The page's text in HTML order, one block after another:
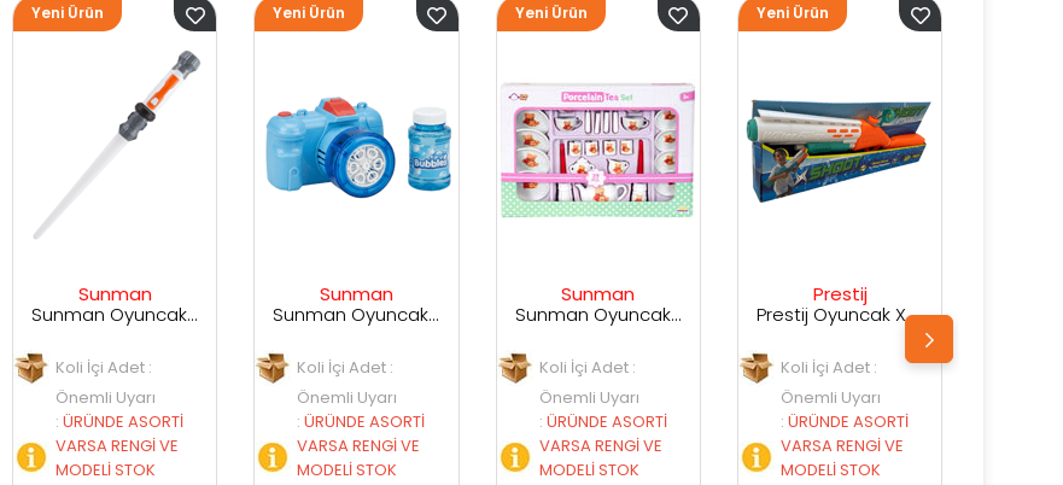
Sunman
Koli İçi Adet :
Önemli Uyarı
: ÜRÜNDE ASORTİ
VARSA RENGİ VE
MODELİ STOK
Yeni Ürün
Sunman
Koli İçi Adet :
Önemli Uyarı
: ÜRÜNDE ASORTİ
VARSA RENGİ VE
MODELİ STOK
Yeni Ürün
Prestij
Koli İçi Adet :
Önemli Uyarı
: ÜRÜNDE ASORTİ
VARSA RENGİ VE
MODELİ STOK
Yeni Ürün
Koli İçi Adet :
Önemli Uyarı
: ÜRÜNDE ASORTİ
VARSA RENGİ VE
MODELİ STOK
Yeni Ürün